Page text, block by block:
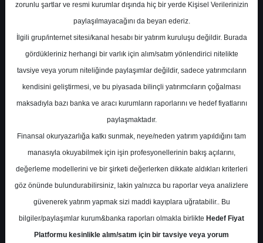
TAB Gıda, 4 Mart 2025 tarihinde
telekonferans gerçekleştirdi. Söz konusu
toplantıdan derlediğimiz önemli notlar ilgili
raporda yer almaktadır
S.No Dosya Adı İndir
1
deniz-yatirim-tab-gida-
hedef-fiyat-55958342
İlgili
Dosyayı
zorunlu şartlar ve resmi kurumlar dışında hiç bir yerde Kişisel Verilerinizin
paylaşılmayacağını da beyan ederiz.
İlgili grup/internet sitesi/kanal hesabı bir yatırım kuruluşu değildir. Burada
gördükleriniz herhangi bir varlık için alım/satım yönlendirici nitelikte
tavsiye veya yorum niteliğinde paylaşımlar değildir, sadece yatırımcıların
kendisini geliştirmesi, ve bu piyasada bilinçli yatırımcıların çoğalması
maksadıyla bazı banka ve aracı kurumların raporlarını ve hedef fiyatlarını
paylaşmaktadır.
Finansal okuryazarlığa katkı sunmak, neye/neden yatırım yapıldığını tam
manasıyla okuyabilmek için işin profesyonellerinin bakış açılarını,
değerleme modellerini ve bir şirketi değerlerken dikkate aldıkları kriterleri
göz önünde bulundurabilirsiniz, lakin yalnızca bu raporlar veya analizlere
güvenerek yatırım yapmak sizi maddi kayıplara uğratabilir.. Bu
bilgiler/paylaşımlar kurum&banka raporları olmakla birlikte Hedef Fiyat
Platformu kesinlikle alım/satım için bir tavsiye veya yorum